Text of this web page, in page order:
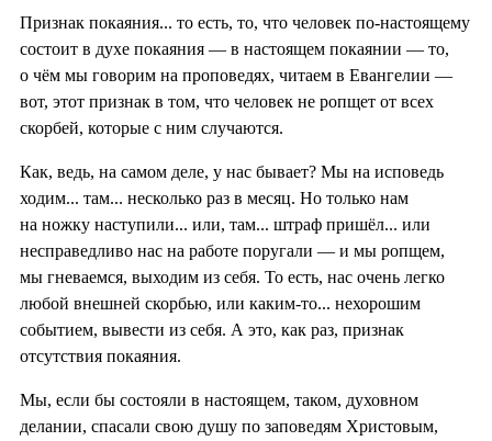
Признак покаяния... то есть, то, что человек по-настоящему
состоит в духе покаяния — в настоящем покаянии — то,
о чём мы говорим на проповедях, читаем в Евангелии —
вот, этот признак в том, что человек не ропщет от всех
скорбей, которые с ним случаются.
Как, ведь, на самом деле, у нас бывает? Мы на исповедь
ходим... там... несколько раз в месяц. Но только нам
на ножку наступили... или, там... штраф пришёл... или
несправедливо нас на работе поругали — и мы ропщем,
мы гневаемся, выходим из себя. То есть, нас очень легко
любой внешней скорбью, или каким-то... нехорошим
событием, вывести из себя. А это, как раз, признак
отсутствия покаяния.
Мы, если бы состояли в настоящем, таком, духовном
делании, спасали свою душу по заповедям Христовым,